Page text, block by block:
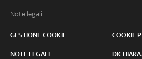
Note legali:
GESTIONE COOKIE COOKIE
NOTE LEGALI